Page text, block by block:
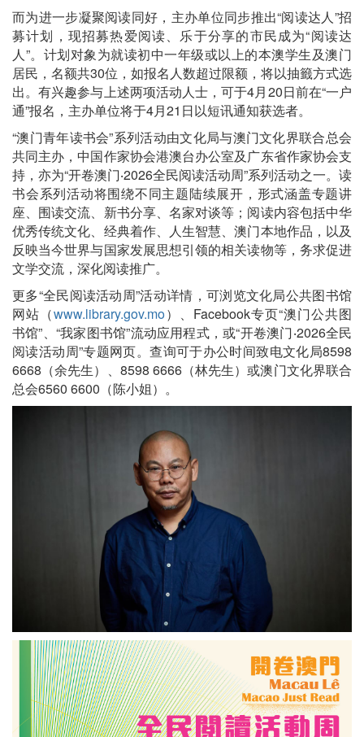
而为进一步凝聚阅读同好，主办单位同步推出“阅读达人”招
募计划，现招募热爱阅读、乐于分享的市民成为“阅读达
人”。计划对象为就读初中一年级或以上的本澳学生及澳门
居民，名额共30位，如报名人数超过限额，将以抽籤方式选
出。有兴趣参与上述两项活动人士，可于4月20日前在“一户
通”报名，主办单位将于4月21日以短讯通知获选者。
“澳门青年读书会”系列活动由文化局与澳门文化界联合总会
共同主办，中国作家协会港澳台办公室及广东省作家协会支
持，亦为“开卷澳门‧2026全民阅读活动周”系列活动之一。读
书会系列活动将围绕不同主题陆续展开，形式涵盖专题讲
座、围读交流、新书分享、名家对谈等；阅读内容包括中华
优秀传统文化、经典着作、人生智慧、澳门本地作品，以及
反映当今世界与国家发展思想引领的相关读物等，务求促进
文学交流，深化阅读推广。
更多“全民阅读活动周”活动详情，可浏览文化局公共图书馆
网站（www.library.gov.mo）、Facebook专页“澳门公共图
书馆”、“我家图书馆”流动应用程式，或“开卷澳门‧2026全民
阅读活动周”专题网页。查询可于办公时间致电文化局8598
6668（余先生）、8598 6666（林先生）或澳门文化界联合
总会6560 6600（陈小姐）。